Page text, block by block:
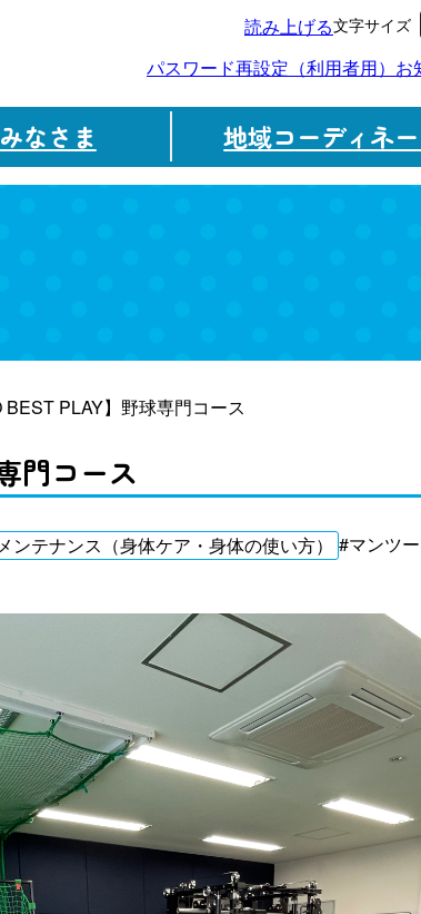
読み上げる文字サイズ
パスワード再設定（利用者用） お
なさま 地域コーディネ
BEST PLAY】野球専門コース
門コース
ンテナンス（身体ケア・身体の使い方） #マンツ